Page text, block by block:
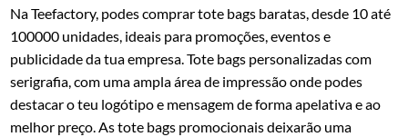
Na Teefactory, podes comprar tote bags baratas, desde 10 até
100000 unidades, ideais para promoções, eventos e
publicidade da tua empresa. Tote bags personalizadas com
serigrafia, com uma ampla área de impressão onde podes
destacar o teu logótipo e mensagem de forma apelativa e ao
melhor preço. As tote bags promocionais deixarão uma